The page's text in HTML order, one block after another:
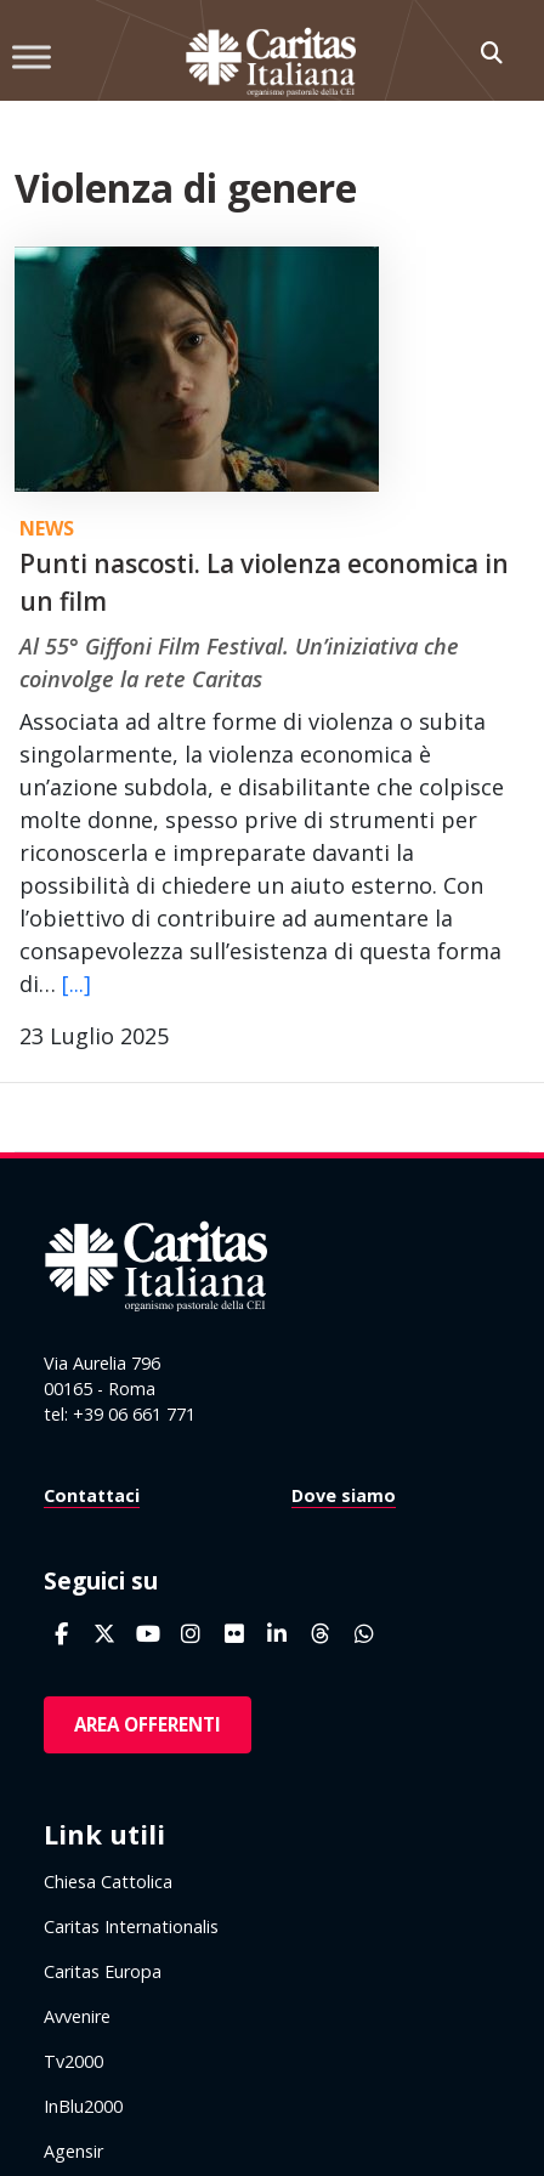
to
Violenza di genere
NEWS
Punti nascosti. La violenza economica in
un film
Al 55° Giffoni Film Festival. Un’iniziativa che
coinvolge la rete Caritas
Associata ad altre forme di violenza o subita
singolarmente, la violenza economica è
un’azione subdola, e disabilitante che colpisce
molte donne, spesso prive di strumenti per
riconoscerla e impreparate davanti la
possibilità di chiedere un aiuto esterno. Con
l’obiettivo di contribuire ad aumentare la
consapevolezza sull’esistenza di questa forma
di… [...]
23 Luglio 2025
Via Aurelia 796
00165 - Roma
tel: +39 06 661 771
Contattaci Dove siamo
Seguici su
AREA OFFERENTI
Link utili
Chiesa Cattolica
Caritas Internationalis
Caritas Europa
Avvenire
Tv2000
InBlu2000
Agensir